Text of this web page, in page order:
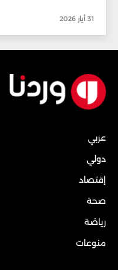
31 أيار 2026
عربي
دولي
إقتصاد
صحة
رياضة
منوعات